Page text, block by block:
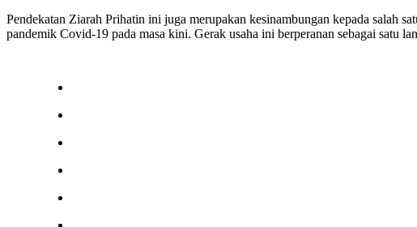
Pendekatan Ziarah Prihatin ini juga merupakan kesinambungan kepada salah
pandemik Covid-19 pada masa kini. Gerak usaha ini berperanan sebagai satu